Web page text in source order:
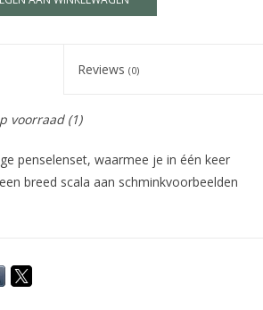
Reviews (0)
voorraad(1)
penselenset, waarmee je in één keer
breed scala aan schminkvoorbeelden
2, 4 & 6) zijn zeer geschikt voor het